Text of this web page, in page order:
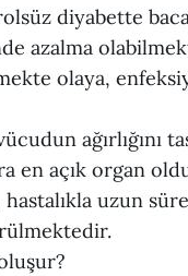
diyabette
azalma
olaya,
ağırlığını
en açık organ
uzun